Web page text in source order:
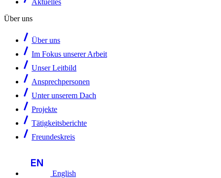
Aktuelles
Über uns
Über uns
Im Fokus unserer Arbeit
Unser Leitbild
Ansprechpersonen
Unter unserem Dach
Projekte
Tätigkeitsberichte
Freundeskreis
English